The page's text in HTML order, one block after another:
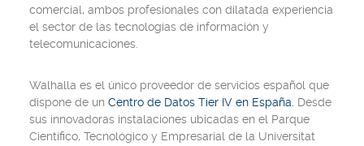
comercial, ambos profesionales con dilatada experiencia
el sector de las tecnologías de información y
telecomunicaciones.
Walhalla es el único proveedor de servicios español que
dispone de un Centro de Datos Tier IV en España. Desde
sus innovadoras instalaciones ubicadas en el Parque
Científico, Tecnológico y Empresarial de la Universitat